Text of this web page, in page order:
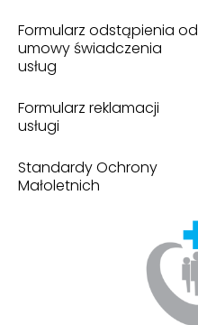
Formularz odstąpienia od
umowy świadczenia
usług
Formularz reklamacji
usługi
Standardy Ochrony
Małoletnich